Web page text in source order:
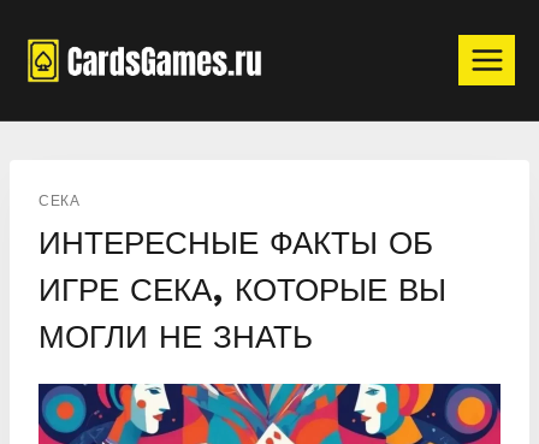
СЕКА
ИНТЕРЕСНЫЕ ФАКТЫ ОБ
ИГРЕ СЕКА, КОТОРЫЕ ВЫ
МОГЛИ НЕ ЗНАТЬ